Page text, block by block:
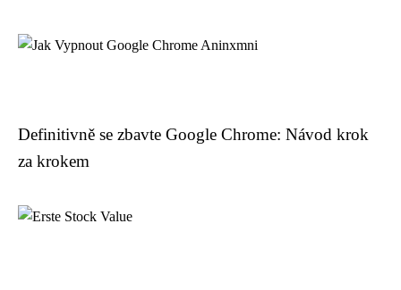
Definitivně se zbavte Google Chrome: Návod krok
za krokem